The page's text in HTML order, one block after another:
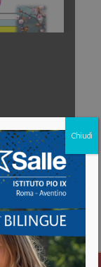
Chiudi